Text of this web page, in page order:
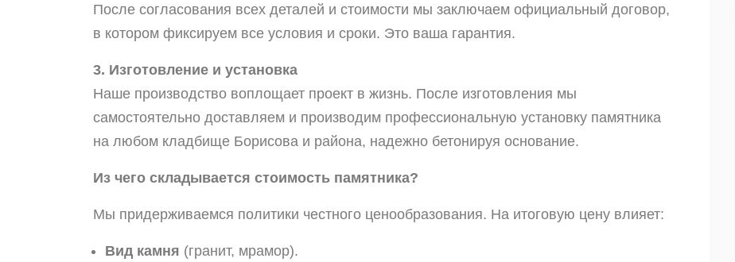
После согласования всех деталей и стоимости мы заключаем официальный договор,
в котором фиксируем все условия и сроки. Это ваша гарантия.
3. Изготовление и установка
Наше производство воплощает проект в жизнь. После изготовления мы
самостоятельно доставляем и производим профессиональную установку памятника
на любом кладбище Борисова и района, надежно бетонируя основание.
Из чего складывается стоимость памятника?
Мы придерживаемся политики честного ценообразования. На итоговую цену влияет:
Вид камня (гранит, мрамор).